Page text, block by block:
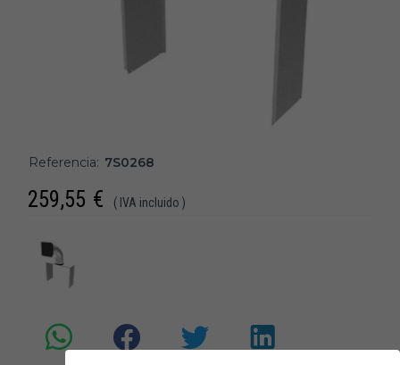
Referencia: 7S0268
259,55 € ( IVA incluido )